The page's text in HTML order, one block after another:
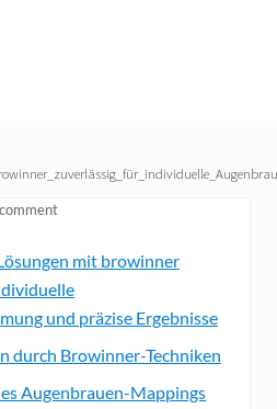
mit browinner
und präzise Ergebnisse
durch Browinner-Techniken
Augenbrauen-Mappings